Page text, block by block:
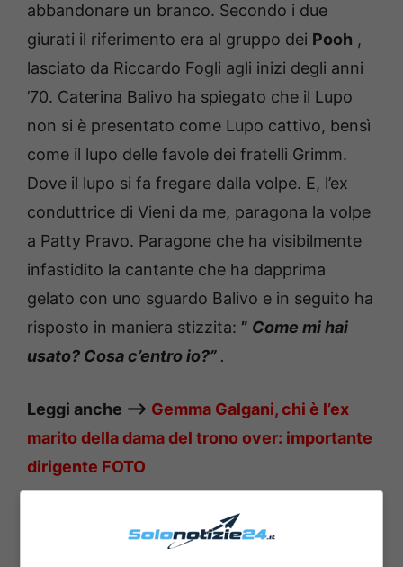
abbandonare un branco. Secondo i due
giurati il ​​riferimento era al gruppo dei Pooh ,
lasciato da Riccardo Fogli agli inizi degli anni
’70. Caterina Balivo ha spiegato che il Lupo
non si è presentato come Lupo cattivo, bensì
come il lupo delle favole dei fratelli Grimm.
Dove il lupo si fa fregare dalla volpe. E, l’ex
conduttrice di Vieni da me, paragona la volpe
a Patty Pravo. Paragone che ha visibilmente
infastidito la cantante che ha dapprima
gelato con uno sguardo Balivo e in seguito ha
risposto in maniera stizzita: ” Come mi hai
usato? Cosa c’entro io?” .
Leggi anche —-> Gemma Galgani, chi è l’ex
marito della dama del trono over: importante
dirigente FOTO